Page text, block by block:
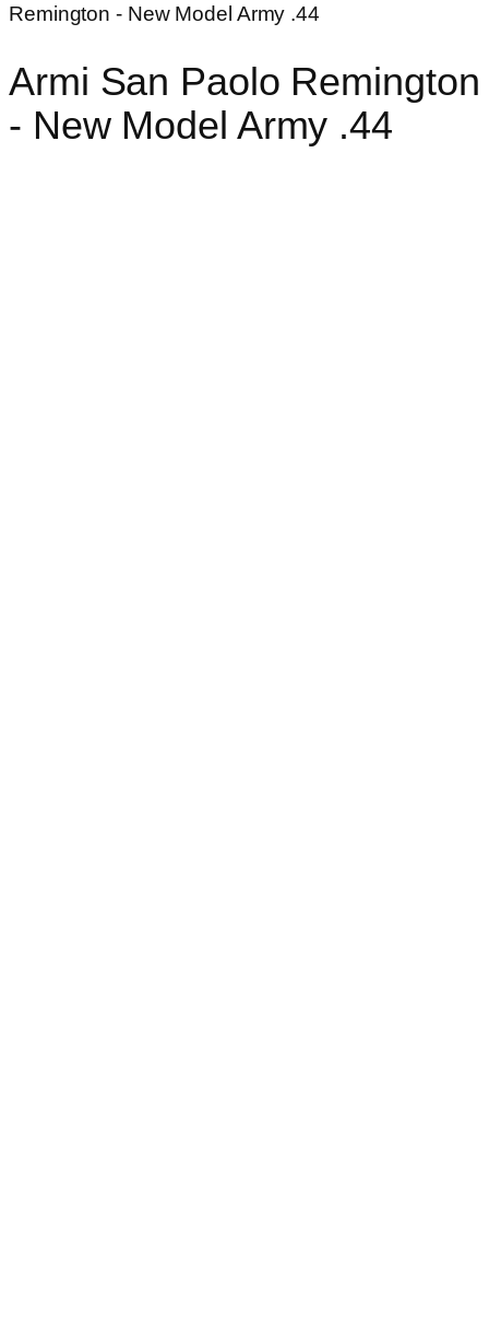
Remington - New Model Army .44
Armi San Paolo Remington
- New Model Army .44